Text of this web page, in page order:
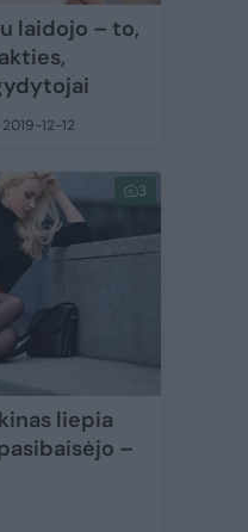
laidojo – to,
2019-12-12
3
liepia
–